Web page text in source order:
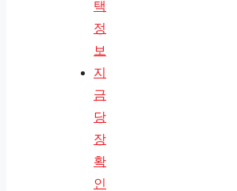
택
정
보
지
금
당
장
확
인